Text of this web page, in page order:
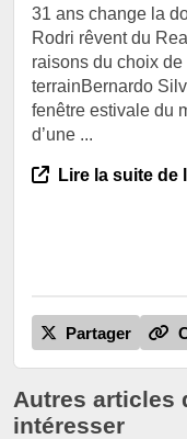
31 ans change la
Rodri rêvent du
raisons du choix
terrainBernardo
fenêtre estivale du
d’une ...
Lire la suite de
Partager
Autres articles
intéresser